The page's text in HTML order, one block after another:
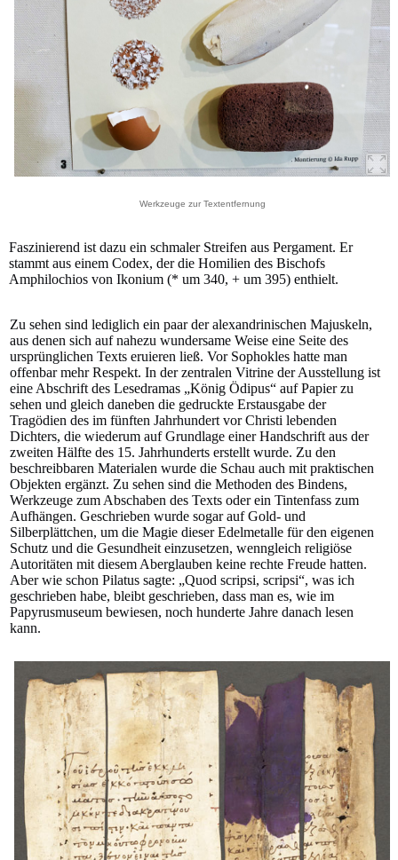
Werkzeuge zur Textentfernung
Faszinierend ist dazu ein schmaler Streifen aus Pergament. Er
stammt aus einem Codex, der die Homilien des Bischofs
Amphilochios von Ikonium (* um 340, + um 395) enthielt.
Zu sehen sind lediglich ein paar der alexandrinischen Majuskeln,
aus denen sich auf nahezu wundersame Weise eine Seite des
ursprünglichen Texts eruieren ließ. Vor Sophokles hatte man
offenbar mehr Respekt. In der zentralen Vitrine der Ausstellung ist
eine Abschrift des Lesedramas „König Ödipus“ auf Papier zu
sehen und gleich daneben die gedruckte Erstausgabe der
Tragödien des im fünften Jahrhundert vor Christi lebenden
Dichters, die wiederum auf Grundlage einer Handschrift aus der
zweiten Hälfte des 15. Jahrhunderts erstellt wurde. Zu den
beschreibbaren Materialen wurde die Schau auch mit praktischen
Objekten ergänzt. Zu sehen sind die Methoden des Bindens,
Werkzeuge zum Abschaben des Texts oder ein Tintenfass zum
Aufhängen. Geschrieben wurde sogar auf Gold- und
Silberplättchen, um die Magie dieser Edelmetalle für den eigenen
Schutz und die Gesundheit einzusetzen, wenngleich religiöse
Autoritäten mit diesem Aberglauben keine rechte Freude hatten.
Aber wie schon Pilatus sagte: „Quod scripsi, scripsi“, was ich
geschrieben habe, bleibt geschrieben, dass man es, wie im
Papyrusmuseum bewiesen, noch hunderte Jahre danach lesen
kann.